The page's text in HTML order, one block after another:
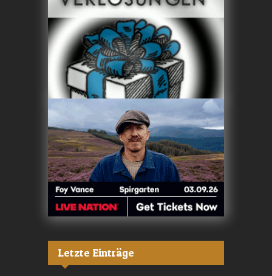
Letzte Einträge